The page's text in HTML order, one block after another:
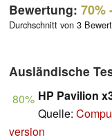
Bewertung: 70%
Durchschnitt von 3
Ausländische
80% HP Pavilion
Quelle:
version